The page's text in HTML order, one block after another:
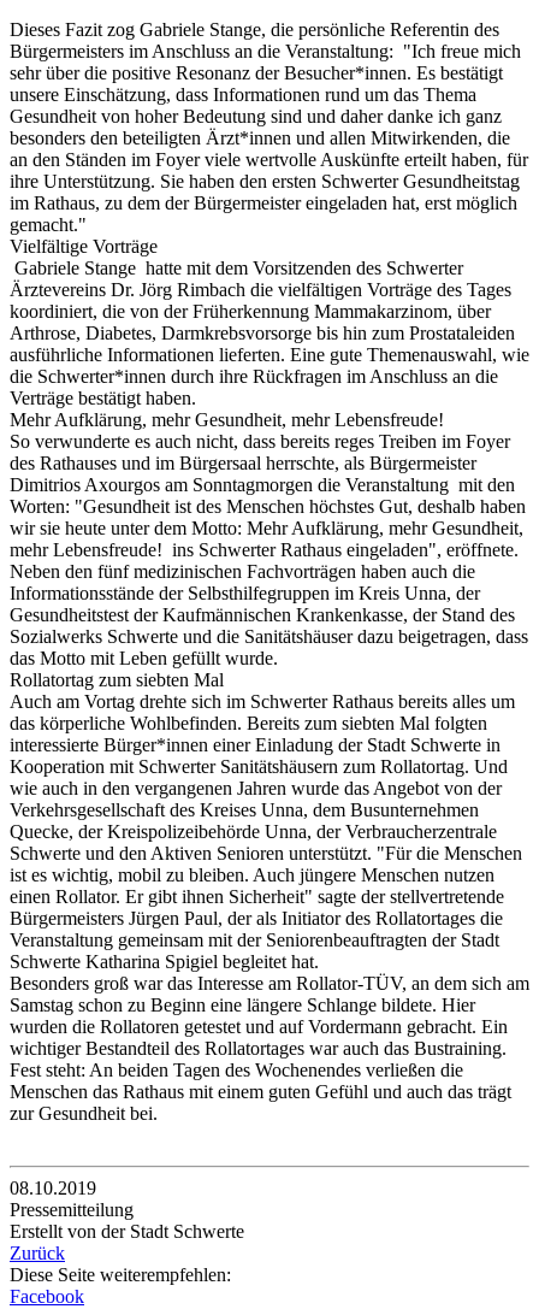
Dieses Fazit zog Gabriele Stange, die persönliche Referentin des
Bürgermeisters im Anschluss an die Veranstaltung: "Ich freue mich
sehr über die positive Resonanz der Besucher*innen. Es bestätigt
unsere Einschätzung, dass Informationen rund um das Thema
Gesundheit von hoher Bedeutung sind und daher danke ich ganz
besonders den beteiligten Ärzt*innen und allen Mitwirkenden, die
an den Ständen im Foyer viele wertvolle Auskünfte erteilt haben, für
ihre Unterstützung. Sie haben den ersten Schwerter Gesundheitstag
im Rathaus, zu dem der Bürgermeister eingeladen hat, erst möglich
gemacht."
Vielfältige Vorträge
Gabriele Stange hatte mit dem Vorsitzenden des Schwerter
Ärztevereins Dr. Jörg Rimbach die vielfältigen Vorträge des Tages
koordiniert, die von der Früherkennung Mammakarzinom, über
Arthrose, Diabetes, Darmkrebsvorsorge bis hin zum Prostataleiden
ausführliche Informationen lieferten. Eine gute Themenauswahl, wie
die Schwerter*innen durch ihre Rückfragen im Anschluss an die
Verträge bestätigt haben.
Mehr Aufklärung, mehr Gesundheit, mehr Lebensfreude!
So verwunderte es auch nicht, dass bereits reges Treiben im Foyer
des Rathauses und im Bürgersaal herrschte, als Bürgermeister
Dimitrios Axourgos am Sonntagmorgen die Veranstaltung mit den
Worten: "Gesundheit ist des Menschen höchstes Gut, deshalb haben
wir sie heute unter dem Motto: Mehr Aufklärung, mehr Gesundheit,
mehr Lebensfreude! ins Schwerter Rathaus eingeladen", eröffnete.
Neben den fünf medizinischen Fachvorträgen haben auch die
Informationsstände der Selbsthilfegruppen im Kreis Unna, der
Gesundheitstest der Kaufmännischen Krankenkasse, der Stand des
Sozialwerks Schwerte und die Sanitätshäuser dazu beigetragen, dass
das Motto mit Leben gefüllt wurde.
Rollatortag zum siebten Mal
Auch am Vortag drehte sich im Schwerter Rathaus bereits alles um
das körperliche Wohlbefinden. Bereits zum siebten Mal folgten
interessierte Bürger*innen einer Einladung der Stadt Schwerte in
Kooperation mit Schwerter Sanitätshäusern zum Rollatortag. Und
wie auch in den vergangenen Jahren wurde das Angebot von der
Verkehrsgesellschaft des Kreises Unna, dem Busunternehmen
Quecke, der Kreispolizeibehörde Unna, der Verbraucherzentrale
Schwerte und den Aktiven Senioren unterstützt. "Für die Menschen
ist es wichtig, mobil zu bleiben. Auch jüngere Menschen nutzen
einen Rollator. Er gibt ihnen Sicherheit" sagte der stellvertretende
Bürgermeisters Jürgen Paul, der als Initiator des Rollatortages die
Veranstaltung gemeinsam mit der Seniorenbeauftragten der Stadt
Schwerte Katharina Spigiel begleitet hat.
Besonders groß war das Interesse am Rollator-TÜV, an dem sich am
Samstag schon zu Beginn eine längere Schlange bildete. Hier
wurden die Rollatoren getestet und auf Vordermann gebracht. Ein
wichtiger Bestandteil des Rollatortages war auch das Bustraining.
Fest steht: An beiden Tagen des Wochenendes verließen die
Menschen das Rathaus mit einem guten Gefühl und auch das trägt
zur Gesundheit bei.
08.10.2019
Pressemitteilung
Erstellt von der Stadt Schwerte
Zurück
Diese Seite weiterempfehlen:
Facebook